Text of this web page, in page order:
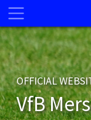
OFFICIAL
VfB